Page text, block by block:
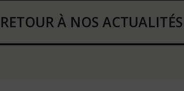
RETOUR À NOS ACTUALITÉS